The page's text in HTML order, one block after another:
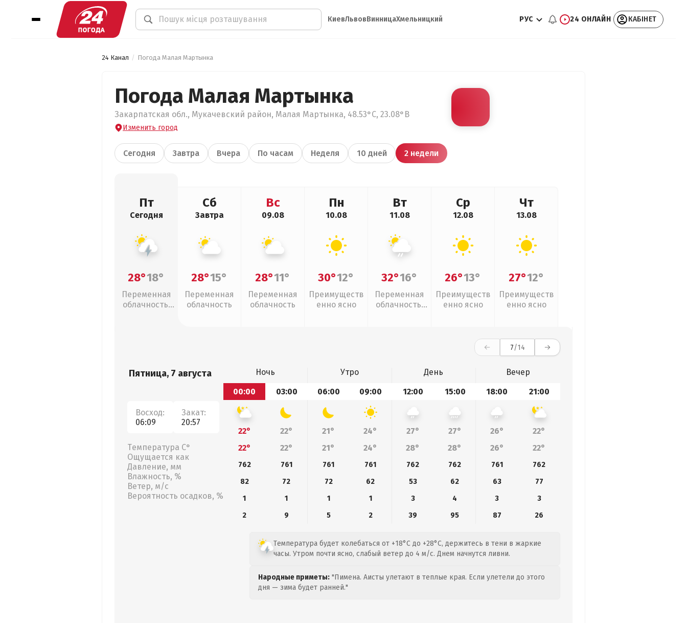
КиевЛьвовВинницаХмельницкий РУС 24 ОНЛАЙН КАБІНЕТ
24 Канал Погода Малая Мартынка
Погода Малая Мартынка
Закарпатская обл., Мукачевский район, Малая Мартынка, 48.53°С, 23.08°В
Изменить город
Сегодня Завтра Вчера По часам Неделя 10 дней 2 недели
Пт
Сегодня
28°18°
Переменная
облачность,
Сб
Завтра
28°15°
Переменная
облачность
Вс
09.08
28°11°
Переменная
облачность
Пн
10.08
30°12°
Преимуществ
енно ясно
Вт
11.08
32°16°
Переменная
облачность,
Ср
12.08
26°13°
Преимуществ
енно ясно
Чт
13.08
27°12°
Преимуществ
енно ясно
7/14
Пятница, 7 августа
Восход:
06:09
Закат:
20:57
Температура С°
Ощущается как
Давление, мм
Влажность, %
Ветер, м/с
Вероятность осадков, %
Ночь Утро День
Вечер
00:00
03:00 06:00 09:00 12:00 15:00 18:00 21:00
22° 22° 21° 24° 27° 27° 26°
22°
22°
22° 21° 24° 28° 28° 26° 22°
762 761 761 761 762 762 761
762
82
72 72 62 53 62 63
77
1
1 1 1 3 4 3
3
2
9 5 2 39 95 87 26
Температура будет колебаться от +18°C до +28°C, держитесь в тени в жаркие
часы. Утром почти ясно, слабый ветер до 4 м/с. Днем начнутся ливни.
Народные приметы: "Пимена. Аисты улетают в теплые края. Если улетели до этого
дня — зима будет ранней."